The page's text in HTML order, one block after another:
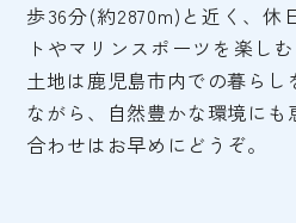
歩36分(約2870m)と近く、休
トやマリンスポーツを楽し
土地は鹿児島市内での暮らし
ながら、自然豊かな環境に
合わせはお早めにどうぞ。